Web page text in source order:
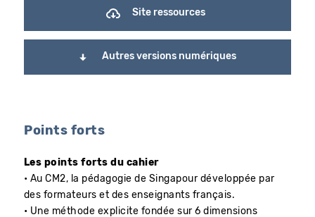
Site ressources
Autres versions numériques
Points forts
Les points forts du cahier
• Au CM2, la pédagogie de Singapour développée par
des formateurs et des enseignants français.
• Une méthode explicite fondée sur 6 dimensions